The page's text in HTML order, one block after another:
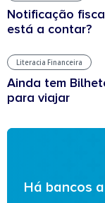
Notificação
está a contar?
Literacia Financeira
Ainda tem
para viajar
Há bancos